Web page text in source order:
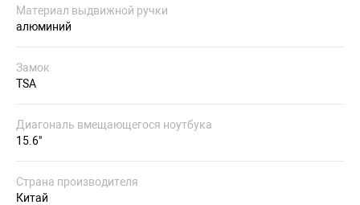
Материал выдвижной ручки
алюминий
Замок
TSA
Диагональ вмещающегося ноутбука
15.6"
Страна производителя
Китай